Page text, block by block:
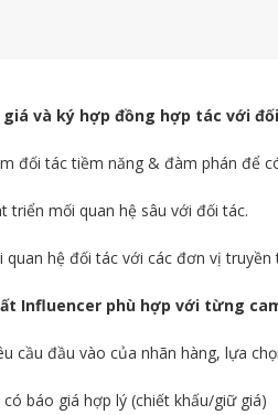
giá và ký hợp đồng hợp tác với
đối tác tiềm năng & đàm phán để
triển mối quan hệ sâu với đối tác.
quan hệ đối tác với các đơn vị truyền
Influencer phù hợp với từng
cầu đầu vào của nhãn hàng, lựa
báo giá hợp lý (chiết khấu/giữ giá)